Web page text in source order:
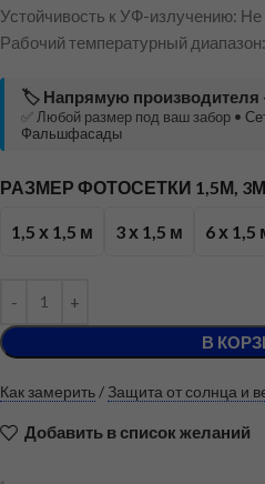
Устойчивость к УФ-излучению: Не
Рабочий температурный
🏷️ Напрямую производителя
✅ Любой размер под ваш забор •
Фальшфасады
РАЗМЕР ФОТОСЕТКИ 1,5М,
1,5 х 1,5 м 3 х 1,5 м 6 х 1,5
В
Как замерить / Защита от солнца и
Добавить в список желаний